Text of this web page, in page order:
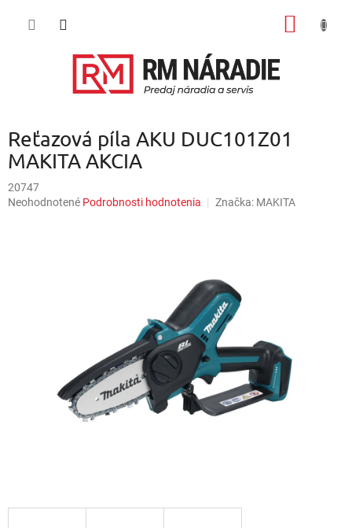
Reťazová píla AKU DUC101Z01
MAKITA AKCIA
20747
Priemerné
Neohodnotené Podrobnosti hodnotenia Značka: MAKITA